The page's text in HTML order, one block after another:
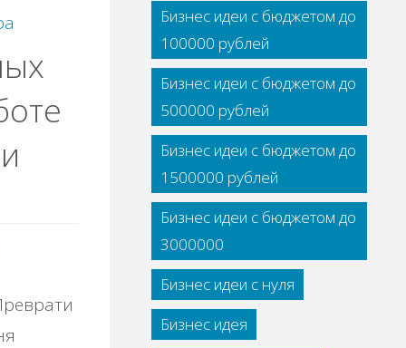
Бизнес идеи с бюджетом до
100000 рублей
Бизнес идеи с бюджетом до
500000 рублей
Бизнес идеи с бюджетом до
1500000 рублей
Бизнес идеи с бюджетом до
3000000
Бизнес идеи с нуля
Бизнес идея